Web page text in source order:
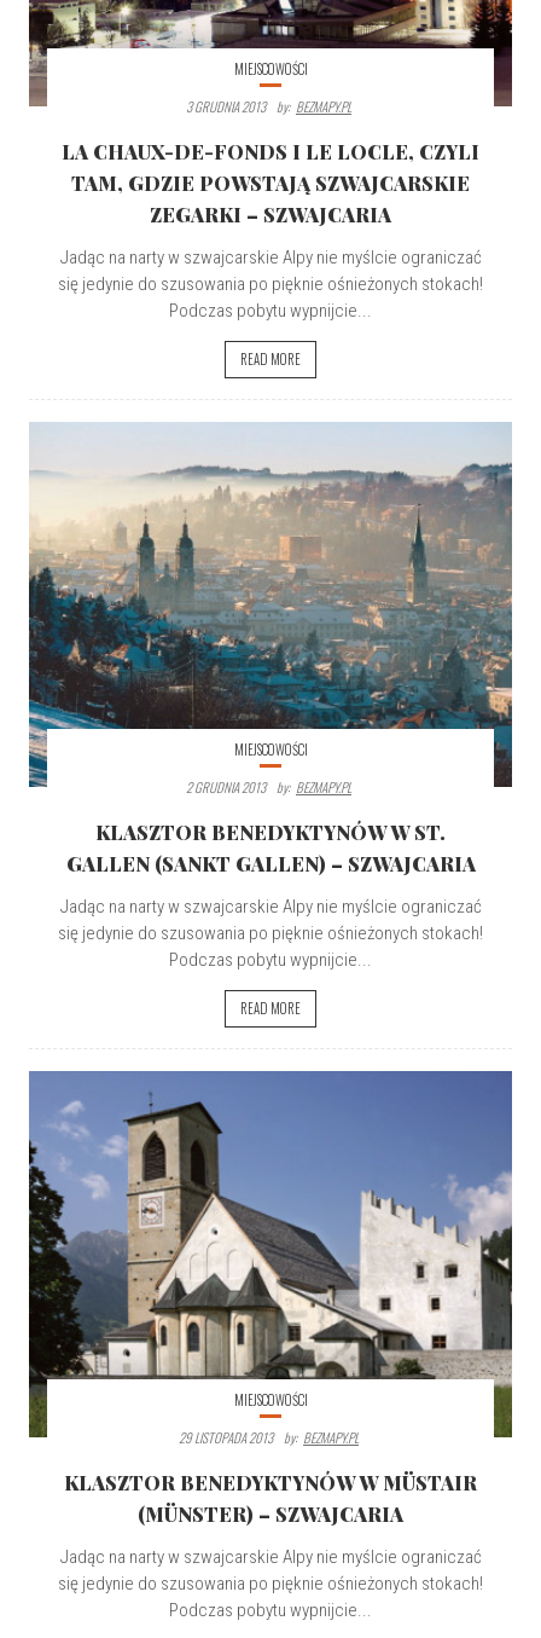
MIEJSCOWOŚCI
3 GRUDNIA 2013
By: BEZMAPY.PL
LA CHAUX-DE-FONDS I LE LOCLE, CZYLI
TAM, GDZIE POWSTAJĄ SZWAJCARSKIE
ZEGARKI – SZWAJCARIA
Jadąc na narty w szwajcarskie Alpy nie myślcie ograniczać
się jedynie do szusowania po pięknie ośnieżonych stokach!
Podczas pobytu wypnijcie...
READ MORE
MIEJSCOWOŚCI
2 GRUDNIA 2013 By: BEZMAPY.PL
KLASZTOR BENEDYKTYNÓW W ST.
GALLEN (SANKT GALLEN) – SZWAJCARIA
Jadąc na narty w szwajcarskie Alpy nie myślcie ograniczać
się jedynie do szusowania po pięknie ośnieżonych stokach!
Podczas pobytu wypnijcie...
READ MORE
MIEJSCOWOŚCI
29 LISTOPADA 2013
By: BEZMAPY.PL
KLASZTOR BENEDYKTYNÓW W MÜSTAIR
(MÜNSTER) – SZWAJCARIA
Jadąc na narty w szwajcarskie Alpy nie myślcie ograniczać
się jedynie do szusowania po pięknie ośnieżonych stokach!
Podczas pobytu wypnijcie...